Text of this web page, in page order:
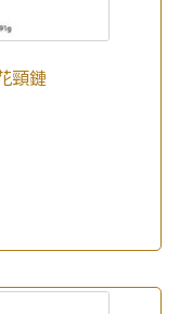
頸鏈